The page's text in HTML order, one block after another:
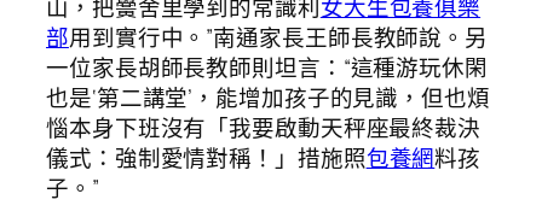
山，把黌舍里學到的常識利 女大生包養俱樂
部用到實行中。”南通家長王師長教師說。另
一位家長胡師長教師則坦言：“這種游玩休閑
也是‘第二講堂’，能增加孩子的見識，但也煩
惱本身下班沒有「我要啟動天秤座最終裁決
儀式：強制愛情對稱！」措施照包養網料孩
子。”